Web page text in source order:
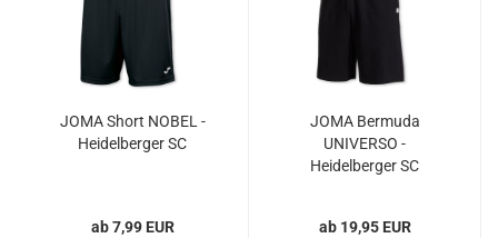
JOMA Short NOBEL -
Heidelberger SC
ab 7,99 EUR
JOMA Bermuda
UNIVERSO -
Heidelberger SC
ab 19,95 EUR